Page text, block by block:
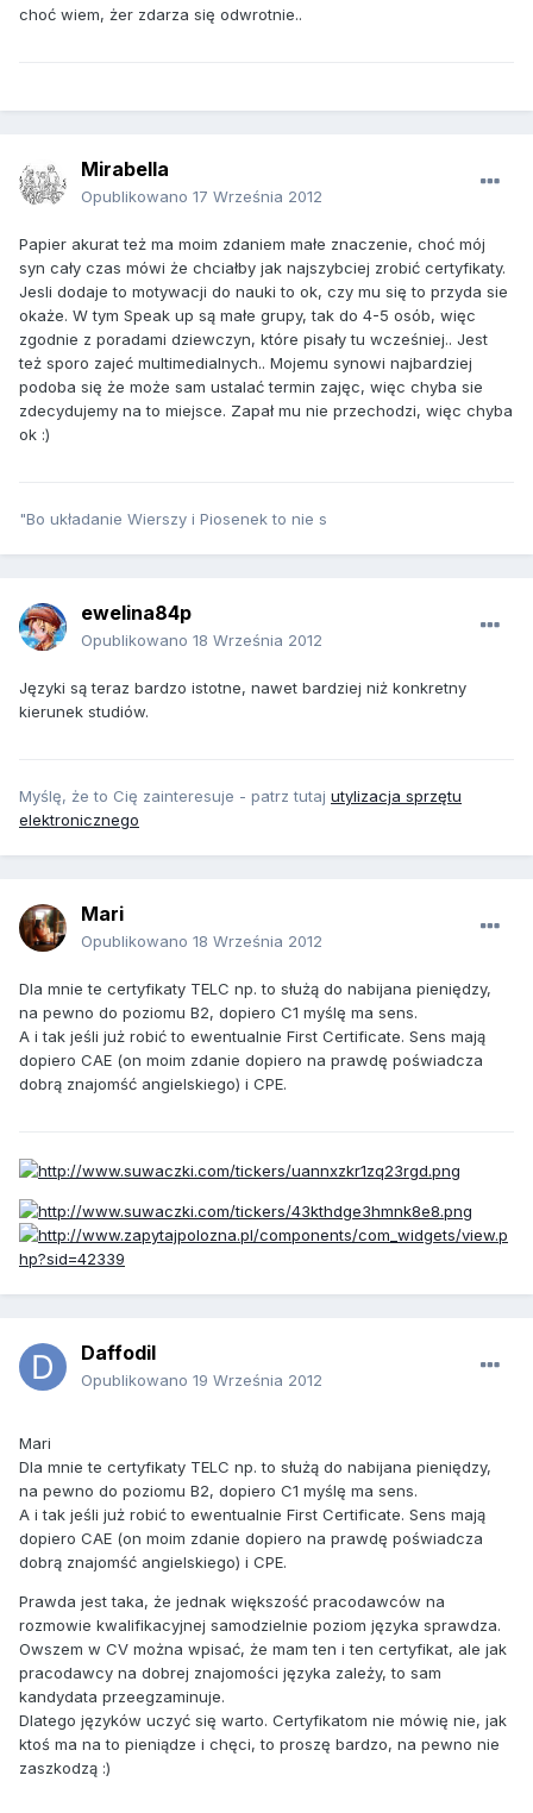
choć wiem, żer zdarza się odwrotnie..
Mirabella
Opublikowano 17 Września 2012
Papier akurat też ma moim zdaniem małe znaczenie, choć mój
syn cały czas mówi że chciałby jak najszybciej zrobić certyfikaty.
Jesli dodaje to motywacji do nauki to ok, czy mu się to przyda sie
okaże. W tym Speak up są małe grupy, tak do 4-5 osób, więc
zgodnie z poradami dziewczyn, które pisały tu wcześniej.. Jest
też sporo zajeć multimedialnych.. Mojemu synowi najbardziej
podoba się że może sam ustalać termin zajęc, więc chyba sie
zdecydujemy na to miejsce. Zapał mu nie przechodzi, więc chyba
ok :)
"Bo układanie Wierszy i Piosenek to nie s
ewelina84p
Opublikowano 18 Września 2012
Języki są teraz bardzo istotne, nawet bardziej niż konkretny
kierunek studiów.
Myślę, że to Cię zainteresuje - patrz tutaj utylizacja sprzętu
elektronicznego
Mari
Opublikowano 18 Września 2012
Dla mnie te certyfikaty TELC np. to służą do nabijana pieniędzy,
na pewno do poziomu B2, dopiero C1 myślę ma sens.
A i tak jeśli już robić to ewentualnie First Certificate. Sens mają
dopiero CAE (on moim zdanie dopiero na prawdę poświadcza
dobrą znajomść angielskiego) i CPE.
Daffodil
Opublikowano 19 Września 2012
Mari
Dla mnie te certyfikaty TELC np. to służą do nabijana pieniędzy,
na pewno do poziomu B2, dopiero C1 myślę ma sens.
A i tak jeśli już robić to ewentualnie First Certificate. Sens mają
dopiero CAE (on moim zdanie dopiero na prawdę poświadcza
dobrą znajomść angielskiego) i CPE.
Prawda jest taka, że jednak większość pracodawców na
rozmowie kwalifikacyjnej samodzielnie poziom języka sprawdza.
Owszem w CV można wpisać, że mam ten i ten certyfikat, ale jak
pracodawcy na dobrej znajomości języka zależy, to sam
kandydata przeegzaminuje.
Dlatego języków uczyć się warto. Certyfikatom nie mówię nie, jak
ktoś ma na to pieniądze i chęci, to proszę bardzo, na pewno nie
zaszkodzą :)